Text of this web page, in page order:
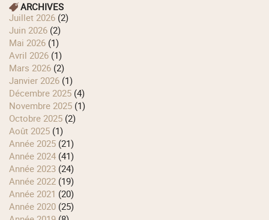
ARCHIVES
juillet 2026 (2)
juin 2026 (2)
mai 2026 (1)
avril 2026 (1)
mars 2026 (2)
janvier 2026 (1)
décembre 2025 (4)
novembre 2025 (1)
octobre 2025 (2)
août 2025 (1)
année 2025 (21)
année 2024 (41)
année 2023 (24)
année 2022 (19)
année 2021 (20)
année 2020 (25)